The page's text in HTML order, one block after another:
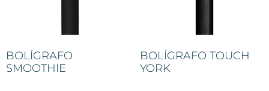
BOLÍGRAFO
SMOOTHIE
BOLÍGRAFO TOUCH
YORK